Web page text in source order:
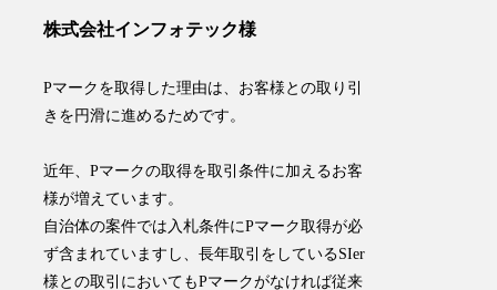
株式会社インフォテック様
Pマークを取得した理由は、お客様との取り引
きを円滑に進めるためです。
近年、Pマークの取得を取引条件に加えるお客
様が増えています。
自治体の案件では入札条件にPマーク取得が必
ず含まれていますし、長年取引をしているSIer
様との取引においてもPマークがなければ従来